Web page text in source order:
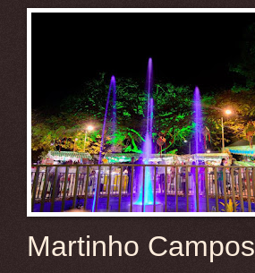
Martinho Campos